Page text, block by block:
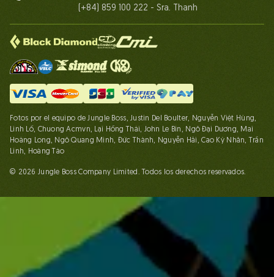
(+84) 859 100 222 - Sra. Thanh
Fotos por el equipo de Jungle Boss, Justin Del Boulter, Nguyễn Việt Hùng,
Linh Lố, Chuong Acmvn, Lại Hồng Thái, John Le Bin, Ngô Đại Dương, Mai
Hoàng Long, Ngô Quang Minh, Đức Thành, Nguyễn Hải, Cao Kỳ Nhân, Trần
Linh, Hoàng Táo
© 2026 Jungle Boss Company Limited. Todos los derechos reservados.